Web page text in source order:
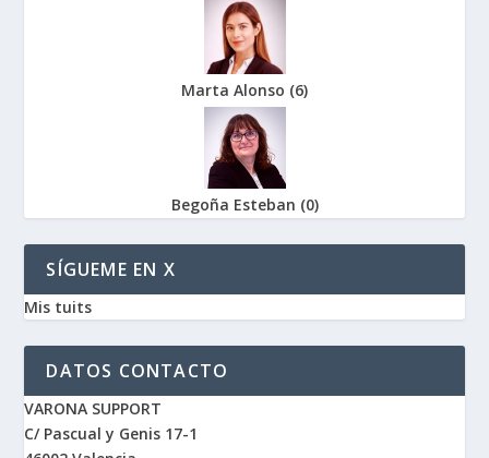
Marta Alonso (6)
Begoña Esteban (0)
SÍGUEME EN X
Mis tuits
DATOS CONTACTO
VARONA SUPPORT
C/ Pascual y Genis 17-1